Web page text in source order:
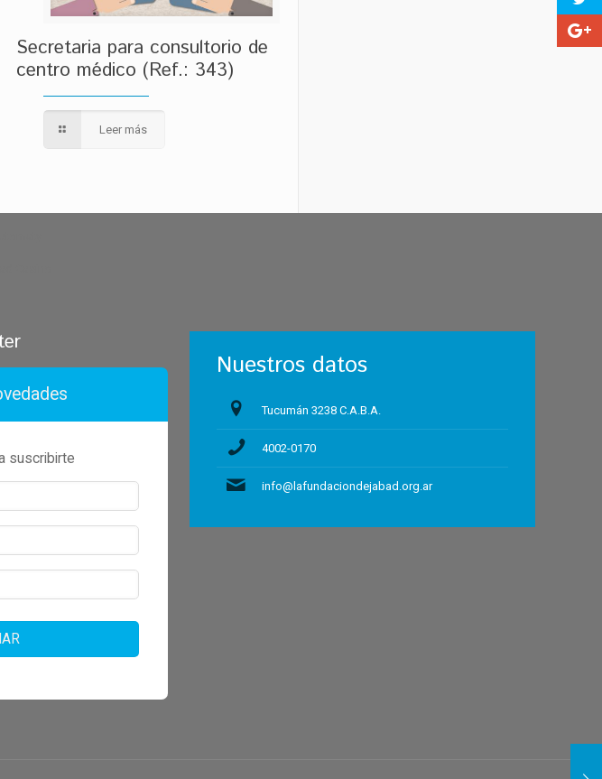
Secretaria para consultorio de
centro médico (Ref.: 343)
Leer más
suscribirte
Nuestros datos
Tucumán 3238 C.A.B.A.
4002-0170
info@lafundaciondejabad.org.ar